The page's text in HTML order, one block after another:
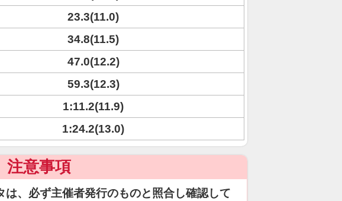
23.3(11.0)
34.8(11.5)
47.0(12.2)
59.3(12.3)
1:11.2(11.9)
1:24.2(13.0)
注意事項
、必ず主催者発行のものと照合し確認して